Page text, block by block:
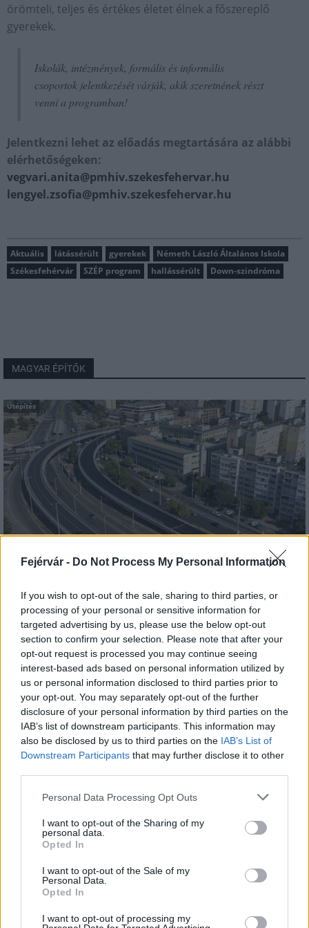
Fejérvár - Do Not Process My Personal Information
If you wish to opt-out of the sale, sharing to third parties, or
processing of your personal or sensitive information for
targeted advertising by us, please use the below opt-out
section to confirm your selection. Please note that after your
opt-out request is processed you may continue seeing
interest-based ads based on personal information utilized by
us or personal information disclosed to third parties prior to
your opt-out. You may separately opt-out of the further
disclosure of your personal information by third parties on the
IAB’s list of downstream participants. This information may
also be disclosed by us to third parties on the IAB’s List of
Downstream Participants that may further disclose it to other
Please note that this website/app uses one or more Google
not limited to your visit or usage behaviour. You may click to
grant or deny consent to Google and its third-party tags to
use your data for below specified purposes in below Google
consent section.
Personal Data Processing Opt Outs
I want to opt-out of the Sharing of my
personal data.
Opted In
I want to opt-out of the Sale of my
Personal Data.
Opted In
I want to opt-out of processing my
örömteli, teljes és értékes életet élnek a főszereplő
gyerekek.
Iskolák, intézmények, formális és informális
csoportok jelentkezését várják, akik szeretnének részt
venni a programban!
Jelentkezni lehet az előadás megtartására az alábbi
elérhetőségeken:
vegvari.anita@pmhiv.szekesfehervar.hu
lengyel.zsofia@pmhiv.szekesfehervar.hu
Aktuális látássérült gyerekek
Németh László Általános Iskola
Székesfehérvár
SZÉP program hallássérült Down-szindróma
MAGYAR ÉPÍTŐK
Útépítés
Látványos építési szakasz indult be a Flórián téri
felüljárón
A tartós nyári hőség jelentős kihívás elé állítja a KM Építőt,
ennek ellenére folyamatosan halad az aszfaltozás.
Paks II.: Mit jelent az 5. blokk új
mérföldköve a felülvizsgálat
árnyékában?
közműhálózatának fejlesztése
múlt Bicske vízellátása
Épített öröksége megújításával is készül